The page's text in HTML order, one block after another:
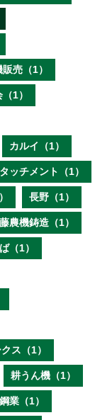
売（1）
1）
カルイ（1）
ッチメント（1）
長野（1）
農機鋳造（1）
（1）
ス（1）
耕うん機（1）
業（1）